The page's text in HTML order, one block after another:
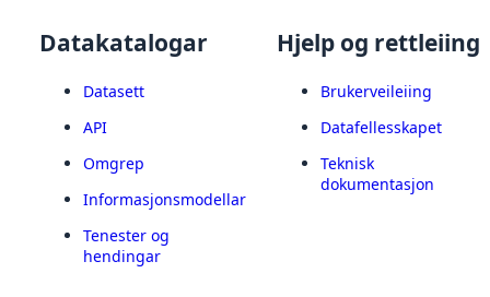
Datakatalogar
Datasett
API
Omgrep
Informasjonsmodellar
Tenester og
hendingar
Hjelp og rettleiing
Brukerveileiing
Datafellesskapet
Teknisk
dokumentasjon